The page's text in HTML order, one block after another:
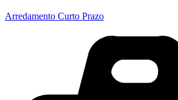
Arredamento Curto Prazo